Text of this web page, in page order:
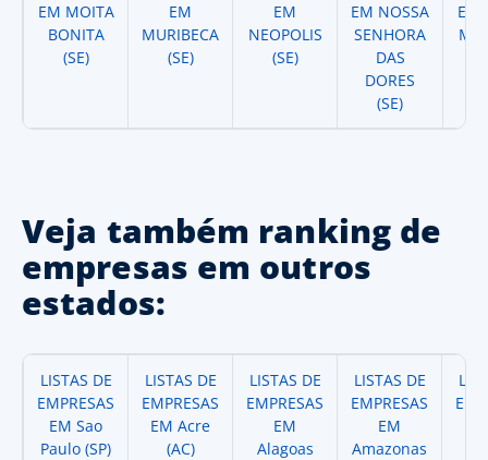
EM MOITA
BONITA
(SE)
EM
MURIBECA
(SE)
EM
NEOPOLIS
(SE)
EM NOSSA
SENHORA
DAS
DORES
(SE)
EM
Veja também ranking de
empresas em outros
estados:
LISTAS DE
EMPRESAS
EM Sao
Paulo (SP)
LISTAS DE
EMPRESAS
EM Acre
(AC)
LISTAS DE
EMPRESAS
EM
Alagoas
LISTAS DE
EMPRESAS
EM
Amazonas